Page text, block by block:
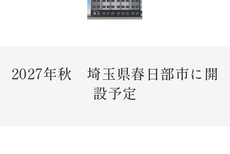
2027年秋 埼玉県春日部市に開
設予定